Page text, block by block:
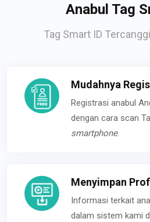
Anabul Tag
Tag Smart ID
Mudahnya
Registrasi anabul
dengan cara scan
smartphone.
Menyimpan
Informasi terkait
dalam sistem kami